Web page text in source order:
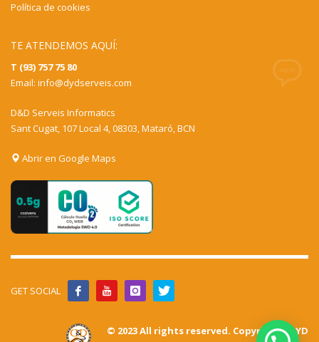
Política de cookies
TE ATENDEMOS AQUÍ:
T (93) 757 75 80
Email: info@dydserveis.com
D&D Serveis Informatics
Sant Cugat, 107 Local 4, 08303, Mataró, BCN
Abrir en Google Maps
GET SOCIAL
© 2023 All rights reserved. Copyrights DYD